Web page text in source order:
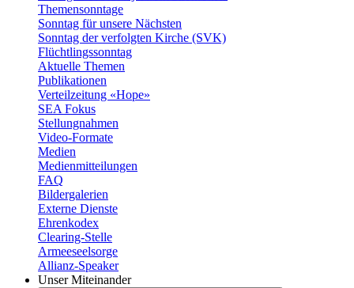
Themensonntage
Sonntag für unsere Nächsten
Sonntag der verfolgten Kirche (SVK)
Flüchtlingssonntag
Aktuelle Themen
Publikationen
Verteilzeitung «Hope»
SEA Fokus
Stellungnahmen
Video-Formate
Medien
Medienmitteilungen
FAQ
Bildergalerien
Externe Dienste
Ehrenkodex
Clearing-Stelle
Armeeseelsorge
Allianz-Speaker
Unser Miteinander